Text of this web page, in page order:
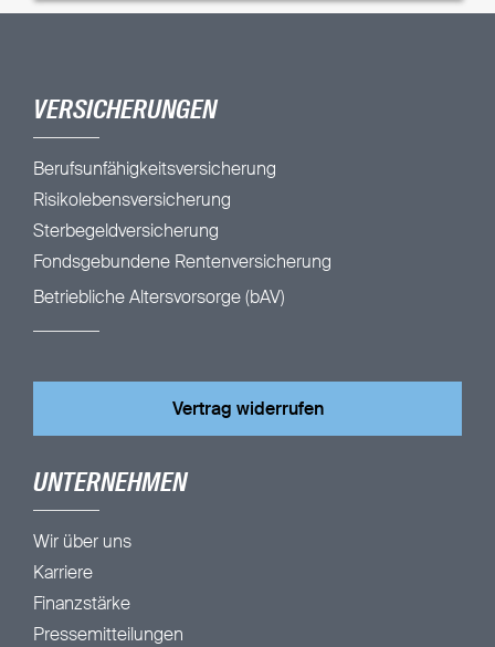
VERSICHERUNGEN
Berufsunfähigkeitsversicherung
Risikolebensversicherung
Sterbegeldversicherung
Fondsgebundene Rentenversicherung
Betriebliche Altersvorsorge (bAV)
Vertrag widerrufen
UNTERNEHMEN
Wir über uns
Karriere
Finanzstärke
Pressemitteilungen